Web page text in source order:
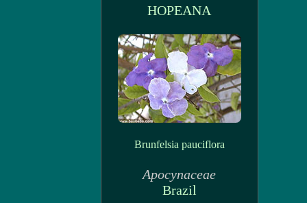
HOPEANA
Brunfelsia pauciflora
Apocynaceae
Brazil